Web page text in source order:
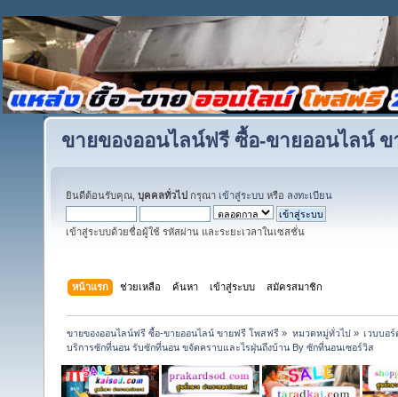
ขายของออนไลน์ฟรี ซื้อ-ขายออนไลน์
ยินดีต้อนรับคุณ, บุคคลทั่วไป กรุณา เข้าสู่ระบบ หรือ ลงทะเบียน
เข้าสู่ระบบด้วยชื่อผู้ใช้ รหัสผ่าน และระยะเวลาในเซสชั่น
หน้าแรก ช่วยเหลือ ค้นหา เข้าสู่ระบบ สมัครสมาชิก
ขายของออนไลน์ฟรี ซื้อ-ขายออนไลน์ ขายฟรี โพสฟรี » หมวดหมู่ทั่วไป» เวบบอ
บริการซักที่นอน รับซักที่นอน ขจัดคราบและไรฝุ่นถึงบ้าน By ซักที่นอนเซอร์วิส